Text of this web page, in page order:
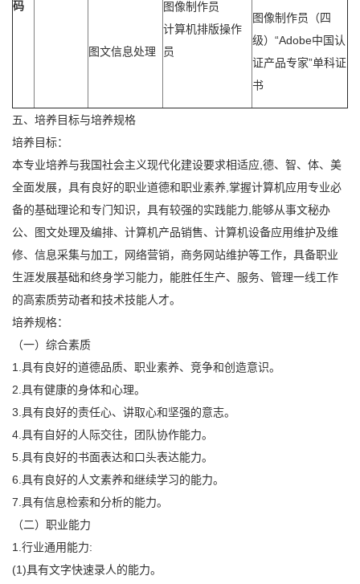
码
图文信息处理
图像制作员
计算机排版操作
员
图像制作员（四
级）“Adobe中国认
证产品专家”单科证
书
五、培养目标与培养规格
培养目标：
本专业培养与我国社会主义现代化建设要求相适应,德、智、体、美
全面发展，具有良好的职业道德和职业素养,掌握计算机应用专业必
备的基础理论和专门知识，具有较强的实践能力,能够从事文秘办
公、图文处理及编排、计算机产品销售、计算机设备应用维护及维
修、信息采集与加工，网络营销，商务网站维护等工作，具备职业
生涯发展基础和终身学习能力，能胜任生产、服务、管理一线工作
的高索质劳动者和技术技能人才。
培养规格：
（一）综合素质
1.具有良好的道德品质、职业素养、竞争和创造意识。
2.具有健康的身体和心理。
3.具有良好的责任心、讲取心和坚强的意志。
4.具有自好的人际交往，团队协作能力。
5.具有良好的书面表达和口头表达能力。
6.具有良好的人文素养和继续学习的能力。
7.具有信息检索和分析的能力。
（二）职业能力
1.行业通用能力:
(1)具有文字快速录人的能力。